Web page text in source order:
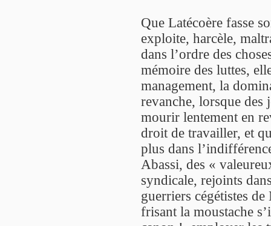
Que Latécoère fasse
exploite, harcèle,
dans l’ordre des
mémoire des luttes,
management, la
revanche, lorsque des
mourir lentement en
droit de travailler, et
plus dans
Abassi, des «
syndicale, rejoints
guerriers cégétistes
frisant la moustache